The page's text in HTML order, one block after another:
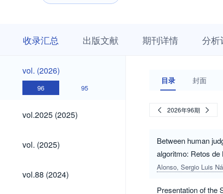
收录汇总 出版文献 期刊详情 分析
vol.
(2026)
vol. (2026)
96 95
vol.2025
(2025)
vol.2025 (2025)
vol.
(2025)
vol. (2025)
vol.88
(2024)
vol.88 (2024)
目录 封面
2026年96期
Between human
algoritmo: Retos
Alonso, Sergio Luis
Presentation of the